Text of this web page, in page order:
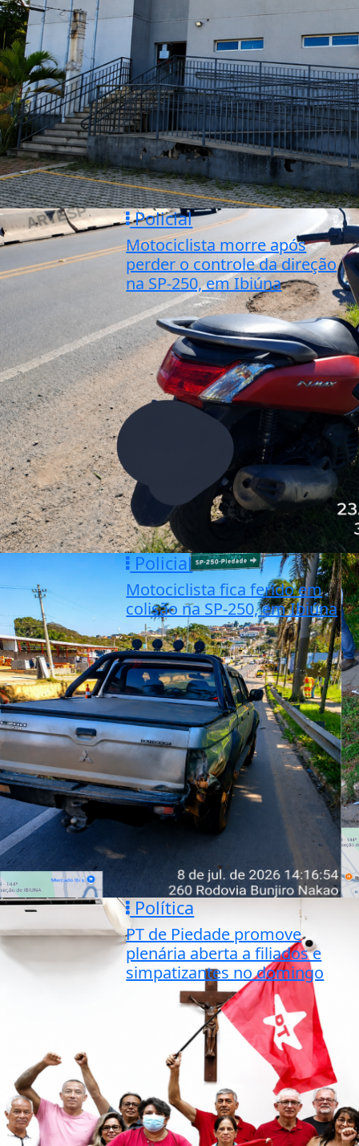
Policial
Motociclista morre após
perder o controle da direção
na SP-250, em Ibiúna
Policial
Motociclista fica ferido em
colisão na SP-250, em Ibiúna
Política
PT de Piedade promove
plenária aberta a filiados e
simpatizantes no domingo